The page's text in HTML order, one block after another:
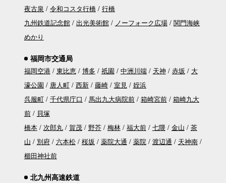
夜古泉
令和コスタ行橋
行橋
九州鉄道記念館
出光美術館 ノーフォーク広場
関門海峡
めかり
福岡市交通局
福岡空港 東比恵 博多 祇園 中洲川端 天神 赤坂
大
濠公園
唐人町 西新 藤崎 室見
姪浜
呉服町
千代県庁口 馬出九大病院前 箱崎宮前
箱崎九大
前
貝塚
橋本
次郎丸 賀茂 野芥 梅林 福大前 七隈 金山
茶
山
別府 六本松 桜坂 薬院大通 薬院 渡辺通
天神南
櫛田神社前
北九州高速鉄道